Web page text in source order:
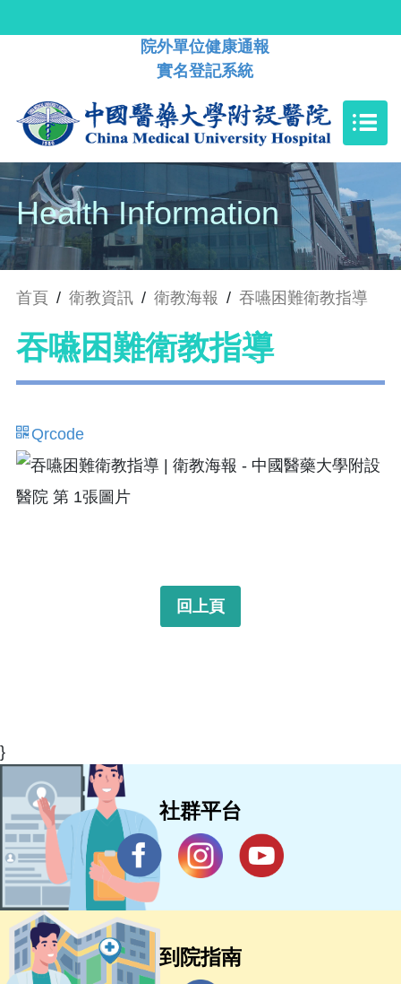
院外單位健康通報
實名登記系統
Health Information
首頁 / 衛教資訊 / 衛教海報 / 吞嚥困難衛教指導
吞嚥困難衛教指導
Qrcode
回上頁
}
社群平台
到院指南